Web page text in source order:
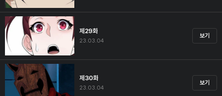
제29화
23.03.04
보기
제30화
23.03.04
보기